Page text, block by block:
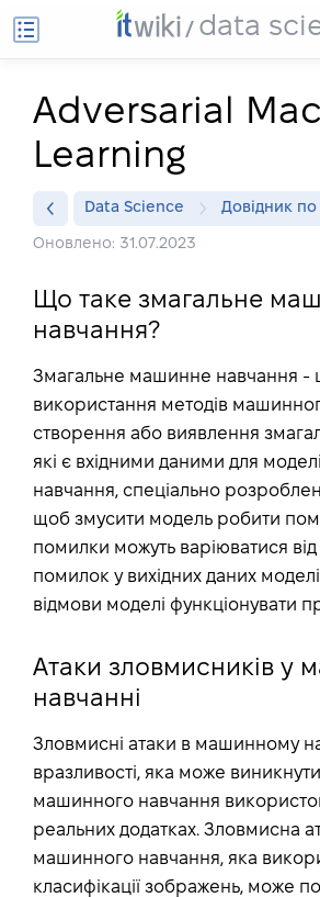
data
Adversarial
Learning
Data Science Довідник
Оновлено: 31.07.2023
Що таке змагальне
навчання?
Змагальне машинне навчання -
використання методів
створення або виявлення
які є вхідними даними для
навчання, спеціально
щоб змусити модель робити
помилки можуть варіюватися
помилок у вихідних даних
відмови моделі функціонувати
Атаки зловмисників у
навчанні
Зловмисні атаки в машинному
вразливості, яка може
машинного навчання
реальних додатках. Зловмисна
машинного навчання, яка
класифікації зображень, може